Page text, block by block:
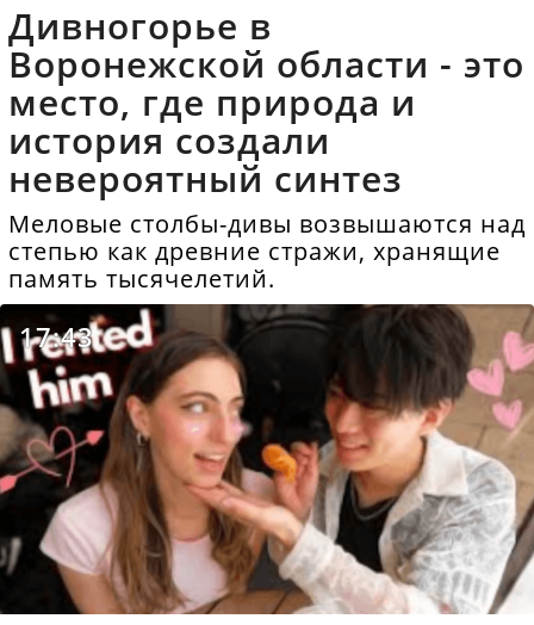
Дивногорье в
Воронежской области - это
место, где природа и
история создали
невероятный синтез
Меловые столбы-дивы возвышаются над
степью как древние стражи, хранящие
память тысячелетий.
17:43